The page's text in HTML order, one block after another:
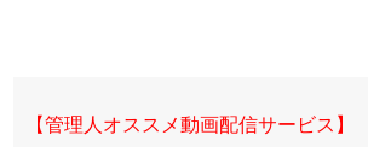
【管理人オススメ動画配信サービス】